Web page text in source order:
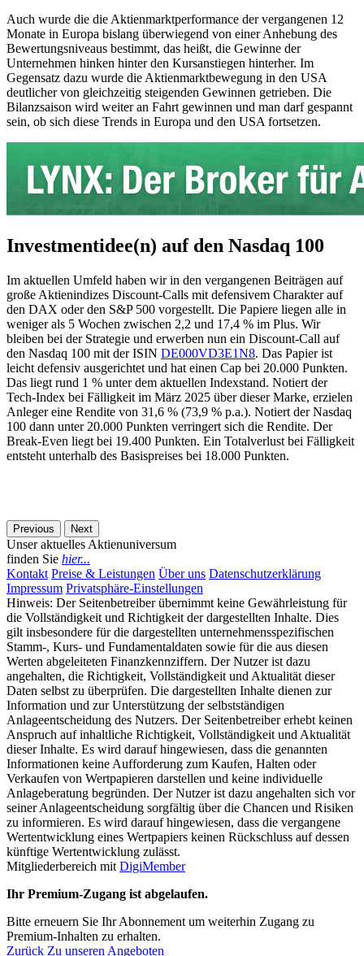
Auch wurde die die Aktienmarktperformance der vergangenen 12
Monate in Europa bislang überwiegend von einer Anhebung des
Bewertungsniveaus bestimmt, das heißt, die Gewinne der
Unternehmen hinken hinter den Kursanstiegen hinterher. Im
Gegensatz dazu wurde die Aktienmarktbewegung in den USA
deutlicher von gleichzeitig steigenden Gewinnen getrieben. Die
Bilanzsaison wird weiter an Fahrt gewinnen und man darf gespannt
sein, ob sich diese Trends in Europa und den USA fortsetzen.
Investmentidee(n) auf den Nasdaq 100
Im aktuellen Umfeld haben wir in den vergangenen Beiträgen auf
große Aktienindizes Discount-Calls mit defensivem Charakter auf
den DAX oder den S&P 500 vorgestellt. Die Papiere liegen alle in
weniger als 5 Wochen zwischen 2,2 und 17,4 % im Plus. Wir
bleiben bei der Strategie und erwerben nun ein Discount-Call auf
den Nasdaq 100 mit der ISIN DE000VD3E1N8. Das Papier ist
leicht defensiv ausgerichtet und hat einen Cap bei 20.000 Punkten.
Das liegt rund 1 % unter dem aktuellen Indexstand. Notiert der
Tech-Index bei Fälligkeit im März 2025 über dieser Marke, erzielen
Anleger eine Rendite von 31,6 % (73,9 % p.a.). Notiert der Nasdaq
100 dann unter 20.000 Punkten verringert sich die Rendite. Der
Break-Even liegt bei 19.400 Punkten. Ein Totalverlust bei Fälligkeit
entsteht unterhalb des Basispreises bei 18.000 Punkten.
Previous Next
Unser aktuelles Aktienuniversum
finden Sie hier...
Kontakt Preise & Leistungen Über uns Datenschutzerklärung
Impressum Privatsphäre-Einstellungen
Hinweis: Der Seitenbetreiber übernimmt keine Gewährleistung für
die Vollständigkeit und Richtigkeit der dargestellten Inhalte. Dies
gilt insbesondere für die dargestellten unternehmensspezifischen
Stamm-, Kurs- und Fundamentaldaten sowie für die aus diesen
Werten abgeleiteten Finanzkennziffern. Der Nutzer ist dazu
angehalten, die Richtigkeit, Vollständigkeit und Aktualität dieser
Daten selbst zu überprüfen. Die dargestellten Inhalte dienen zur
Information und zur Unterstützung der selbstständigen
Anlageentscheidung des Nutzers. Der Seitenbetreiber erhebt keinen
Anspruch auf inhaltliche Richtigkeit, Vollständigkeit und Aktualität
dieser Inhalte. Es wird darauf hingewiesen, dass die genannten
Informationen keine Aufforderung zum Kaufen, Halten oder
Verkaufen von Wertpapieren darstellen und keine individuelle
Anlageberatung begründen. Der Nutzer ist dazu angehalten sich vor
seiner Anlageentscheidung sorgfältig über die Chancen und Risiken
zu informieren. Es wird darauf hingewiesen, dass die vergangene
Wertentwicklung eines Wertpapiers keinen Rückschluss auf dessen
künftige Wertentwicklung zulässt.
Mitgliederbereich mit DigiMember
Ihr Premium-Zugang ist abgelaufen.
Bitte erneuern Sie Ihr Abonnement um weiterhin Zugang zu
Premium-Inhalten zu erhalten.
Zurück Zu unseren Angeboten